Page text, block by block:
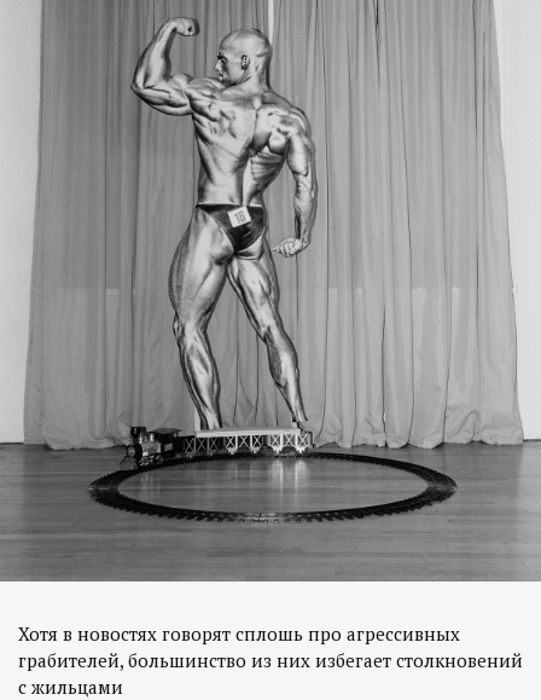
Хотя в новостях говорят сплошь про агрессивных
грабителей, большинство из них избегает столкновений
с жильцами